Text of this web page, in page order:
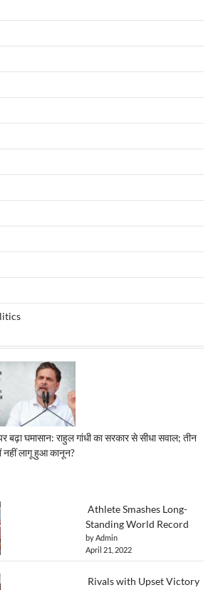
बढ़ा घमासान: राहुल गांधी का सरकार से सीधा सवाल; तीन
नहीं लागू हुआ कानून?
Athlete Smashes Long-
Standing World Record
by Admin
April 21, 2022
Rivals with Upset Victory